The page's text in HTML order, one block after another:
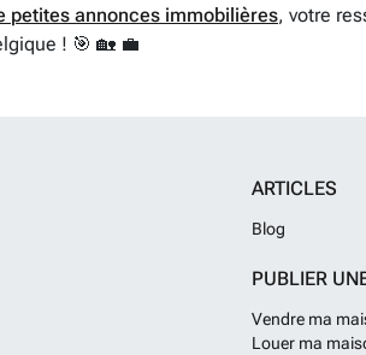
petites annonces immobilières, votre
! 🎯 🏡 💼
ARTICLES
Blog
PUBLIER
Vendre ma
Louer ma